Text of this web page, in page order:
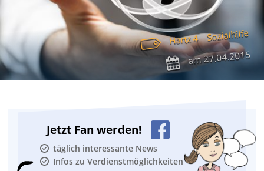
Hartz 4 Sozialhilfe
am27.04.2015
Jetzt Fan werden!
täglich interessante News
Infos zu Verdienstmöglichkeiten